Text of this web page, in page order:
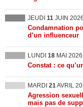
JEUDI 11 JUIN 2026
Condamnation
d’un influenceur
LUNDI 18 MAI 2026
Constat : ce
MARDI 21AVRIL
Agression
mais pas de